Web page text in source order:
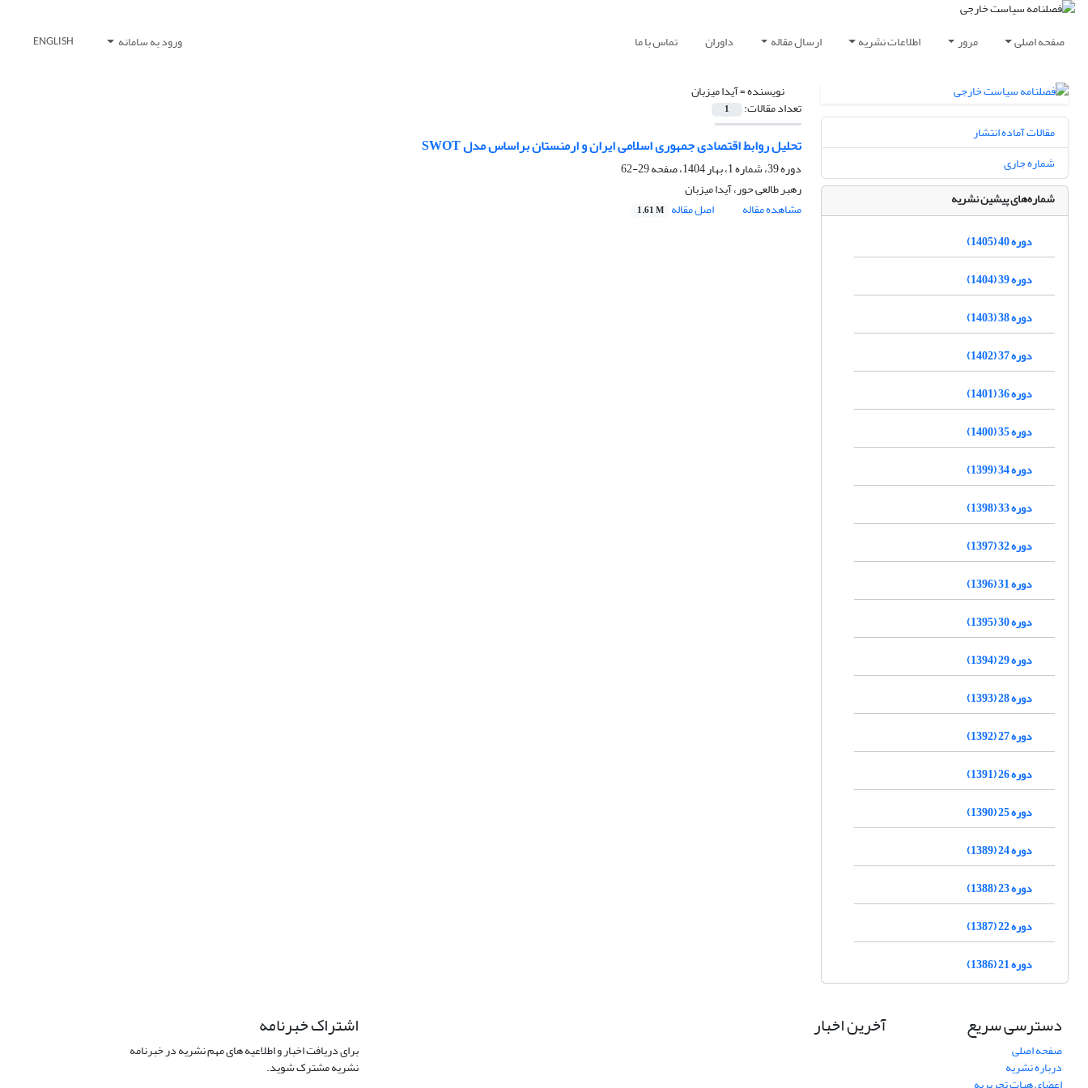
صفحه اصلی مرور اطلاعات نشریه ارسال مقاله داوران تماس با ما ورود به سامانه ENGLISH
نویسنده =آیدا میزبان
تعداد مقالات: 1
تحلیل روابط اقتصادی جمهوری اسلامی ایران و ارمنستان براساس مدل SWOT
دوره 39، شماره 1، بهار 1404، صفحه
29-62
رهبر طالعی حور، آیدا میزبان
مشاهده مقاله
اصل مقاله 1.61 M
مقالات آماده انتشار
شماره جاری
شماره‌های پیشین نشریه
دوره 40 (1405)
دوره 39 (1404)
دوره 38 (1403)
دوره 37 (1402)
دوره 36 (1401)
دوره 35 (1400)
دوره 34 (1399)
دوره 33 (1398)
دوره 32 (1397)
دوره 31 (1396)
دوره 30 (1395)
دوره 29 (1394)
دوره 28 (1393)
دوره 27 (1392)
دوره 26 (1391)
دوره 25 (1390)
دوره 24 (1389)
دوره 23 (1388)
دوره 22 (1387)
دوره 21 (1386)
دسترسی سریع
صفحه اصلی
درباره نشریه
آخرین اخبار اشتراک خبرنامه
برای دریافت اخبار و اطلاعیه های مهم نشریه در خبرنامه
نشریه مشترک شوید.